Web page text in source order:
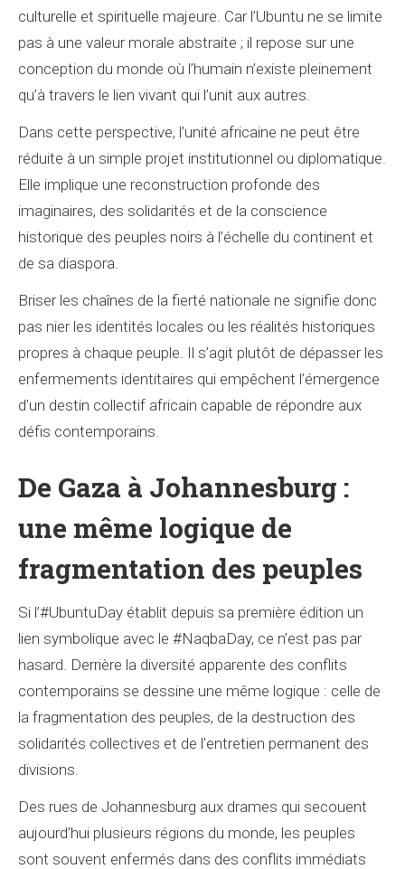
culturelle et spirituelle majeure. Car l’Ubuntu ne se limite
pas à une valeur morale abstraite ; il repose sur une
conception du monde où l’humain n’existe pleinement
qu’à travers le lien vivant qui l’unit aux autres.
Dans cette perspective, l’unité africaine ne peut être
réduite à un simple projet institutionnel ou diplomatique.
Elle implique une reconstruction profonde des
imaginaires, des solidarités et de la conscience
historique des peuples noirs à l’échelle du continent et
de sa diaspora.
Briser les chaînes de la fierté nationale ne signifie donc
pas nier les identités locales ou les réalités historiques
propres à chaque peuple. Il s’agit plutôt de dépasser les
enfermements identitaires qui empêchent l’émergence
d’un destin collectif africain capable de répondre aux
défis contemporains.
De Gaza à Johannesburg :
une même logique de
fragmentation des peuples
Si l’#UbuntuDay établit depuis sa première édition un
lien symbolique avec le #NaqbaDay, ce n’est pas par
hasard. Derrière la diversité apparente des conflits
contemporains se dessine une même logique : celle de
la fragmentation des peuples, de la destruction des
solidarités collectives et de l’entretien permanent des
divisions.
Des rues de Johannesburg aux drames qui secouent
aujourd’hui plusieurs régions du monde, les peuples
sont souvent enfermés dans des conflits immédiats